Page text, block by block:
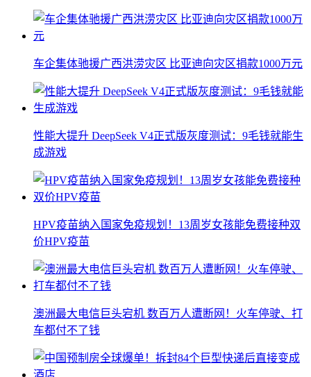
车企集体驰援广西洪涝灾区 比亚迪向灾区捐款1000万元
性能大提升 DeepSeek V4正式版灰度测试：9毛钱就能生
成游戏
HPV疫苗纳入国家免疫规划！13周岁女孩能免费接种双
价HPV疫苗
澳洲最大电信巨头宕机 数百万人遭断网！火车停驶、打
车都付不了钱